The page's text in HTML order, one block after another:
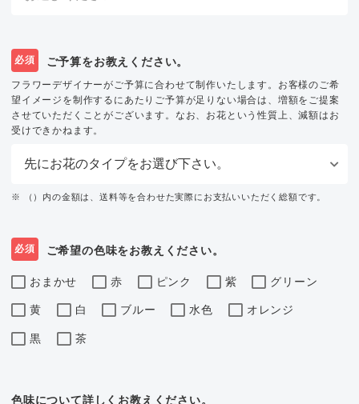
必須 ご予算をお教えください。
フラワーデザイナーがご予算に合わせて制作いたします。お客様のご希
望イメージを制作するにあたりご予算が足りない場合は、増額をご提案
させていただくことがございます。なお、お花という性質上、減額はお
受けできかねます。
※ （）内の金額は、送料等を合わせた実際にお支払いいただく総額です。
必須 ご希望の色味をお教えください。
おまかせ 赤 ピンク 紫 グリーン
黄 白 ブルー 水色 オレンジ
黒 茶
色味について詳しくお教えください。